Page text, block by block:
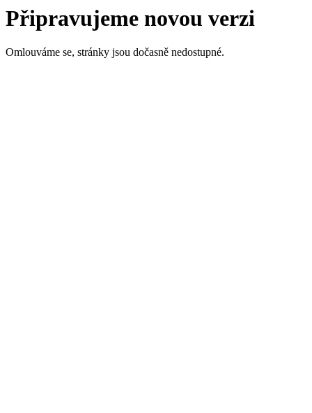
Připravujeme novou verzi
Omlouváme se, stránky jsou dočasně nedostupné.